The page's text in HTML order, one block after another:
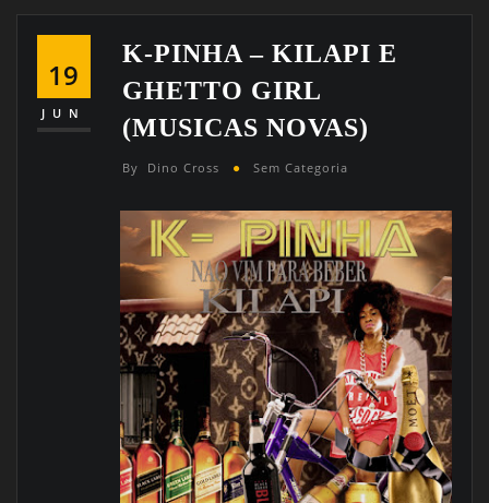
19
JUN
K-PINHA – KILAPI E
GHETTO GIRL
(MUSICAS NOVAS)
By Dino Cross Sem Categoria